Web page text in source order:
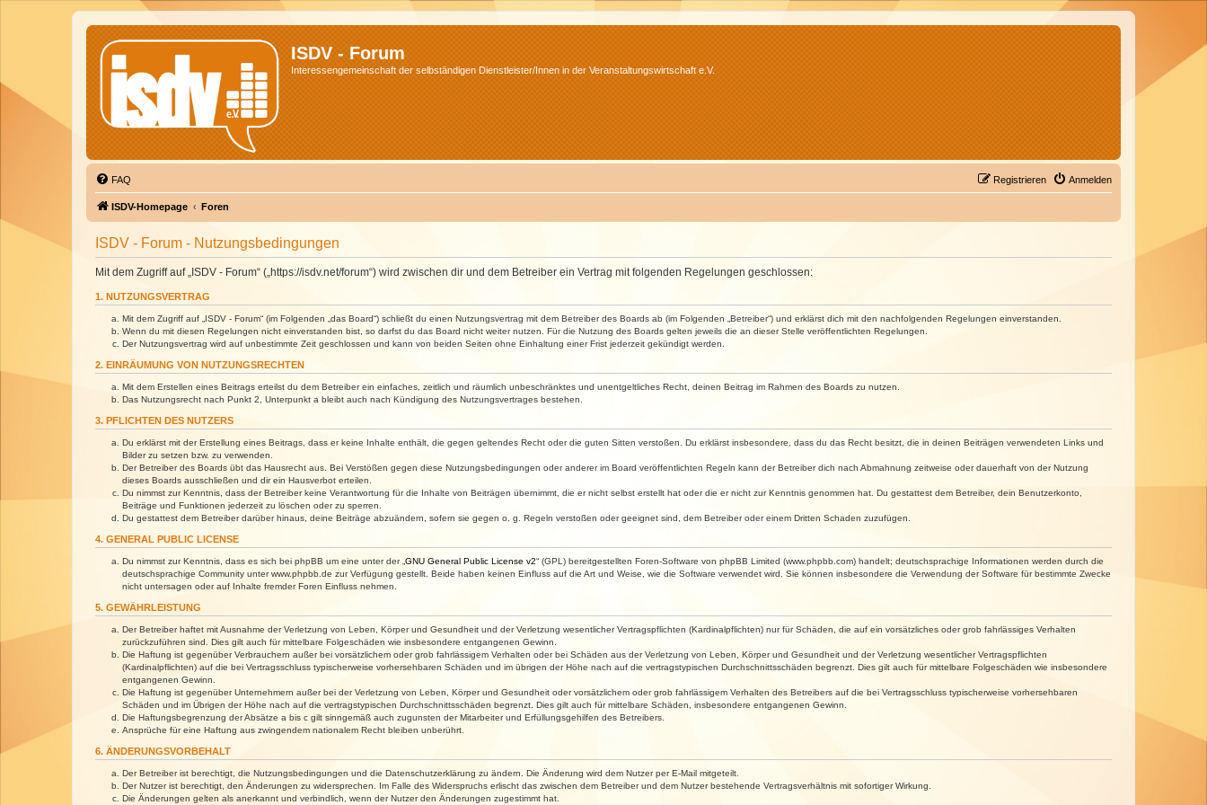
ISDV - Forum
Interessengemeinschaft der selbständigen Dienstleister/Innen in der Veranstaltungswirtschaft e.V.
FAQ Anmelden
Registrieren
ISDV-Homepage Foren
ISDV - Forum - Nutzungsbedingungen
Mit dem Zugriff auf „ISDV - Forum“ („https://isdv.net/forum“) wird zwischen dir und dem Betreiber ein Vertrag mit folgenden Regelungen geschlossen:
1. NUTZUNGSVERTRAG
Mit dem Zugriff auf „ISDV - Forum“ (im Folgenden „das Board“) schließt du einen Nutzungsvertrag mit dem Betreiber des Boards ab (im Folgenden „Betreiber“) und erklärst dich mit den nachfolgenden Regelungen einverstanden.
Wenn du mit diesen Regelungen nicht einverstanden bist, so darfst du das Board nicht weiter nutzen. Für die Nutzung des Boards gelten jeweils die an dieser Stelle veröffentlichten Regelungen.
Der Nutzungsvertrag wird auf unbestimmte Zeit geschlossen und kann von beiden Seiten ohne Einhaltung einer Frist jederzeit gekündigt werden.
2. EINRÄUMUNG VON NUTZUNGSRECHTEN
Mit dem Erstellen eines Beitrags erteilst du dem Betreiber ein einfaches, zeitlich und räumlich unbeschränktes und unentgeltliches Recht, deinen Beitrag im Rahmen des Boards zu nutzen.
Das Nutzungsrecht nach Punkt 2, Unterpunkt a bleibt auch nach Kündigung des Nutzungsvertrages bestehen.
3. PFLICHTEN DES NUTZERS
Du erklärst mit der Erstellung eines Beitrags, dass er keine Inhalte enthält, die gegen geltendes Recht oder die guten Sitten verstoßen. Du erklärst insbesondere, dass du das Recht besitzt, die in deinen Beiträgen verwendeten Links und
Bilder zu setzen bzw. zu verwenden.
Der Betreiber des Boards übt das Hausrecht aus. Bei Verstößen gegen diese Nutzungsbedingungen oder anderer im Board veröffentlichten Regeln kann der Betreiber dich nach Abmahnung zeitweise oder dauerhaft von der Nutzung
dieses Boards ausschließen und dir ein Hausverbot erteilen.
Du nimmst zur Kenntnis, dass der Betreiber keine Verantwortung für die Inhalte von Beiträgen übernimmt, die er nicht selbst erstellt hat oder die er nicht zur Kenntnis genommen hat. Du gestattest dem Betreiber, dein Benutzerkonto,
Beiträge und Funktionen jederzeit zu löschen oder zu sperren.
Du gestattest dem Betreiber darüber hinaus, deine Beiträge abzuändern, sofern sie gegen o. g. Regeln verstoßen oder geeignet sind, dem Betreiber oder einem Dritten Schaden zuzufügen.
4. GENERAL PUBLIC LICENSE
Du nimmst zur Kenntnis, dass es sich bei phpBB um eine unter der „ GNU General Public License v2“ (GPL) bereitgestellten Foren-Software von phpBB Limited (www.phpbb.com) handelt; deutschsprachige Informationen werden durch die
deutschsprachige Community unter www.phpbb.de zur Verfügung gestellt. Beide haben keinen Einfluss auf die Art und Weise, wie die Software verwendet wird. Sie können insbesondere die Verwendung der Software für bestimmte Zwecke
nicht untersagen oder auf Inhalte fremder Foren Einfluss nehmen.
5. GEWÄHRLEISTUNG
Der Betreiber haftet mit Ausnahme der Verletzung von Leben, Körper und Gesundheit und der Verletzung wesentlicher Vertragspflichten (Kardinalpflichten) nur für Schäden, die auf ein vorsätzliches oder grob fahrlässiges Verhalten
zurückzuführen sind. Dies gilt auch für mittelbare Folgeschäden wie insbesondere entgangenen Gewinn.
Die Haftung ist gegenüber Verbrauchern außer bei vorsätzlichem oder grob fahrlässigem Verhalten oder bei Schäden aus der Verletzung von Leben, Körper und Gesundheit und der Verletzung wesentlicher Vertragspflichten
(Kardinalpflichten) auf die bei Vertragsschluss typischerweise vorhersehbaren Schäden und im übrigen der Höhe nach auf die vertragstypischen Durchschnittsschäden begrenzt. Dies gilt auch für mittelbare Folgeschäden wie insbesondere
entgangenen Gewinn.
Die Haftung ist gegenüber Unternehmern außer bei der Verletzung von Leben, Körper und Gesundheit oder vorsätzlichem oder grob fahrlässigem Verhalten des Betreibers auf die bei Vertragsschluss typischerweise vorhersehbaren
Schäden und im Übrigen der Höhe nach auf die vertragstypischen Durchschnittsschäden begrenzt. Dies gilt auch für mittelbare Schäden, insbesondere entgangenen Gewinn.
Die Haftungsbegrenzung der Absätze a bis c gilt sinngemäß auch zugunsten der Mitarbeiter und Erfüllungsgehilfen des Betreibers.
Ansprüche für eine Haftung aus zwingendem nationalem Recht bleiben unberührt.
6. ÄNDERUNGSVORBEHALT
Der Betreiber ist berechtigt, die Nutzungsbedingungen und die Datenschutzerklärung zu ändern. Die Änderung wird dem Nutzer per E-Mail mitgeteilt.
Der Nutzer ist berechtigt, den Änderungen zu widersprechen. Im Falle des Widerspruchs erlischt das zwischen dem Betreiber und dem Nutzer bestehende Vertragsverhältnis mit sofortiger Wirkung.
Die Änderungen gelten als anerkannt und verbindlich, wenn der Nutzer den Änderungen zugestimmt hat.